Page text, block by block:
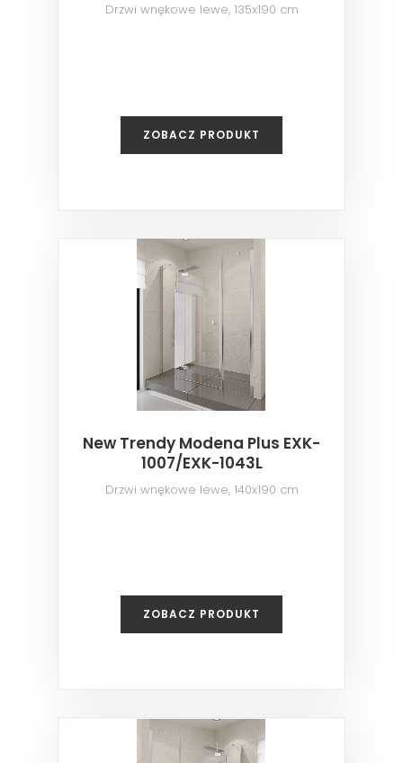
Drzwi wnękowe lewe, 135x190 cm
ZOBACZ PRODUKT
New Trendy Modena Plus EXK-
1007/EXK-1043L
Drzwi wnękowe lewe, 140x190 cm
ZOBACZ PRODUKT